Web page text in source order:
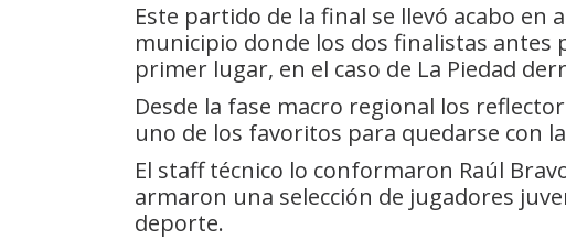
Este partido de la final se llevó acabo en
municipio donde los dos finalistas antes
primer lugar, en el caso de La Piedad
Desde la fase macro regional los
uno de los favoritos para quedarse con
El staff técnico lo conformaron Raúl
armaron una selección de jugadores
deporte.